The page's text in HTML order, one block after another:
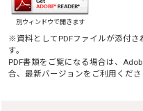
別ウィンドウで開きます
※資料としてPDFファイルが添付さ
す。
PDF書類をご覧になる場合は、
合、最新バージョンをご利用くださ